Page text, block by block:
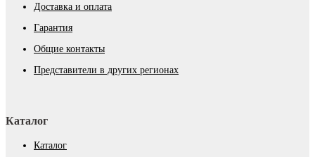
Доставка и оплата
Гарантия
Общие контакты
Представители в других регионах
Каталог
Каталог